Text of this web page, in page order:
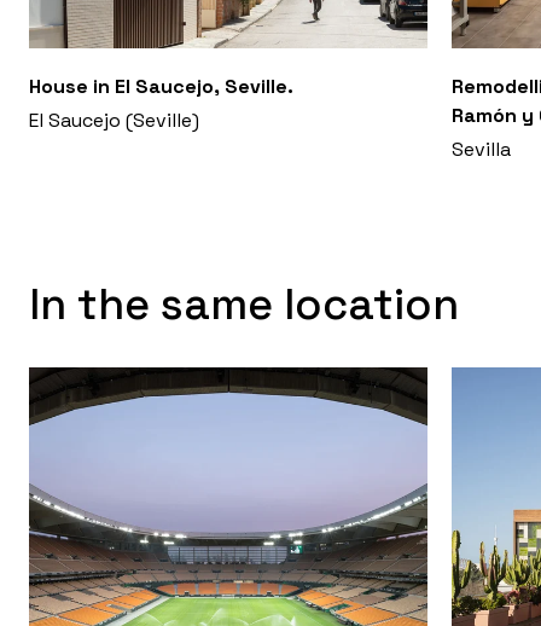
House in El Saucejo, Seville.
El Saucejo (Seville)
Ramón y
Sevilla
In the same location